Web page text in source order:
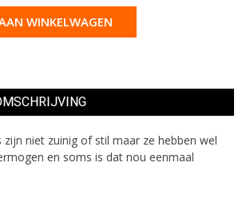
WINKELWAGEN
zijn niet zuinig of stil maar ze hebben wel
en soms is dat nou eenmaal